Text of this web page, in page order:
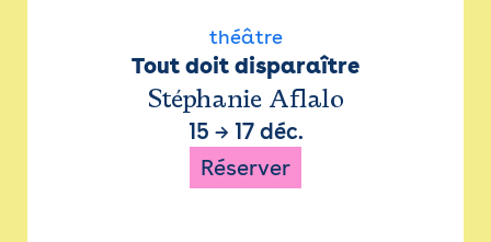
théâtre
Tout doit disparaître
Stéphanie Aflalo
15 → 17 déc.
Réserver